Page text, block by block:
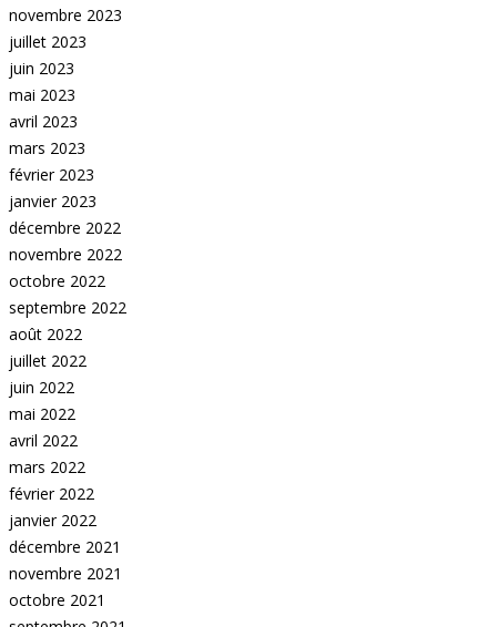
novembre 2023
juillet 2023
juin 2023
mai 2023
avril 2023
mars 2023
février 2023
janvier 2023
décembre 2022
novembre 2022
octobre 2022
septembre 2022
août 2022
juillet 2022
juin 2022
mai 2022
avril 2022
mars 2022
février 2022
janvier 2022
décembre 2021
novembre 2021
octobre 2021